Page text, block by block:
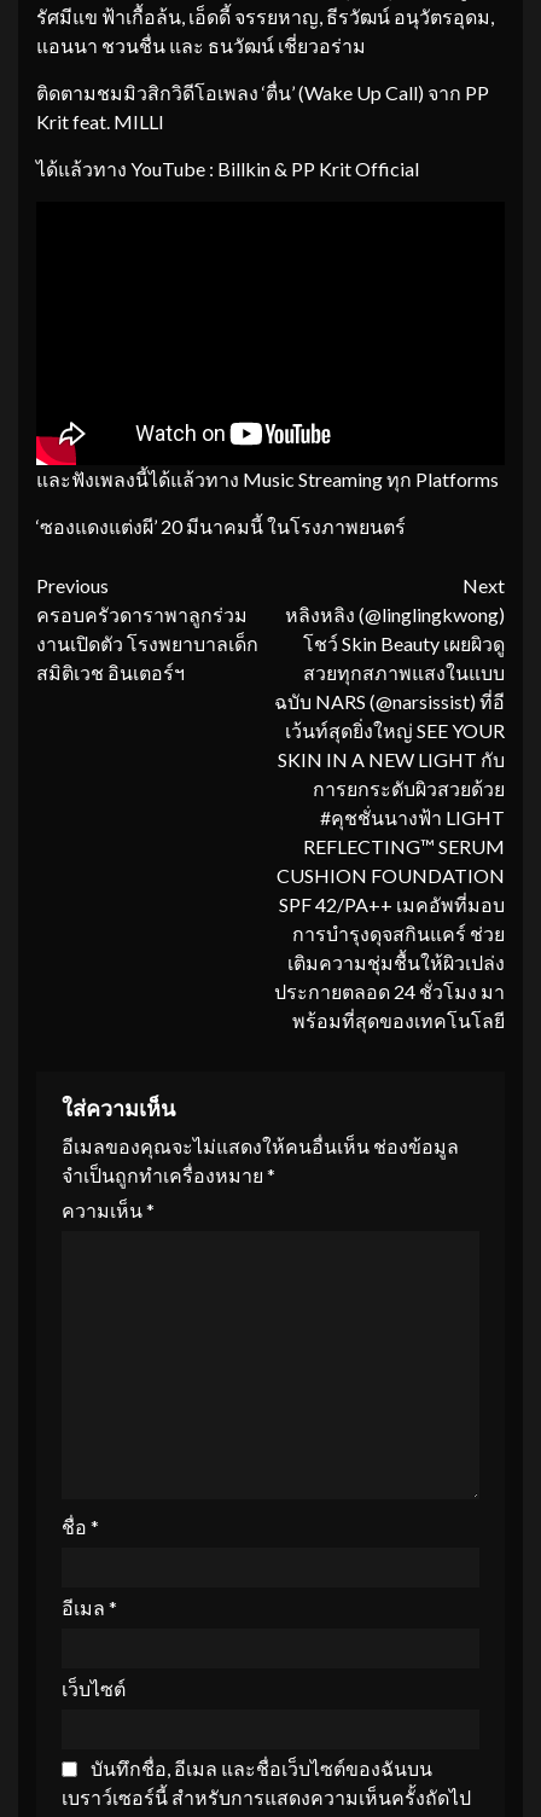
รัศมีแข ฟ้าเกื้อล้น, เอ็ดดี้ จรรยหาญ, ธีรวัฒน์ อนุวัตรอุดม,
แอนนา ชวนชื่น และ ธนวัฒน์ เชี่ยวอร่าม
ติดตามชมมิวสิกวิดีโอเพลง ‘ตื่น’ (Wake Up Call) จาก PP
Krit feat. MILLI
ได้แล้วทาง YouTube : Billkin & PP Krit Official
และฟังเพลงนี้ได้แล้วทาง Music Streaming ทุก Platforms
‘ซองแดงแต่งผี’ 20 มีนาคมนี้ ในโรงภาพยนตร์
Continue
Reading
Previous
ครอบครัวดาราพาลูกร่วม
งานเปิดตัว โรงพยาบาลเด็ก
สมิติเวช อินเตอร์ฯ
Next
หลิงหลิง (@linglingkwong)
โชว์ Skin Beauty เผยผิวดู
สวยทุกสภาพแสงในแบบ
ฉบับ NARS (@narsissist) ที่อี
เว้นท์สุดยิ่งใหญ่ SEE YOUR
SKIN IN A NEW LIGHT กับ
การยกระดับผิวสวยด้วย
#คุชชั่นนางฟ้า LIGHT
REFLECTING™ SERUM
CUSHION FOUNDATION
SPF 42/PA++ เมคอัพที่มอบ
การบำรุงดุจสกินแคร์ ช่วย
เติมความชุ่มชื้นให้ผิวเปล่ง
ประกายตลอด 24 ชั่วโมง มา
พร้อมที่สุดของเทคโนโลยี
ใส่ความเห็น
อีเมลของคุณจะไม่แสดงให้คนอื่นเห็น ช่องข้อมูล
จำเป็นถูกทำเครื่องหมาย *
ความเห็น*
ชื่อ *
อีเมล *
เว็บไซต์
บันทึกชื่อ, อีเมล และชื่อเว็บไซต์ของฉันบน
เบราว์เซอร์นี้ สำหรับการแสดงความเห็นครั้งถัดไป